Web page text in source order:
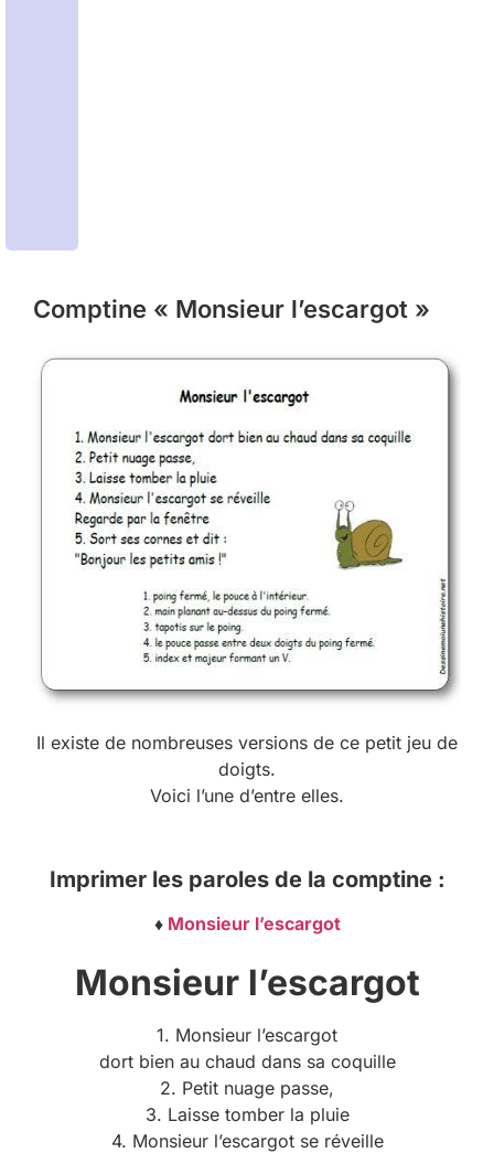
Comptine « Monsieur l’escargot »
Il existe de nombreuses versions de ce petit jeu de
doigts.
Voici l’une d’entre elles.
Imprimer les paroles de la comptine :
♦ Monsieur l’escargot
Monsieur l’escargot
1. Monsieur l’escargot
dort bien au chaud dans sa coquille
2. Petit nuage passe,
3. Laisse tomber la pluie
4. Monsieur l’escargot se réveille